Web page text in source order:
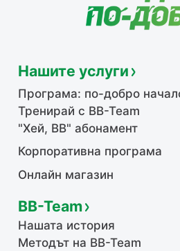
Нашите услуги
Програма: по-добро
Тренирай с BB-Team
"Хей, ВВ" абонамент
Корпоративна програма
Онлайн магазин
BB-Team
Нашата история
Методът на BB-Team